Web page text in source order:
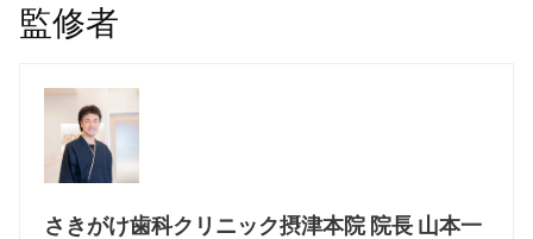
監修者
さきがけ歯科クリニック摂津本院 院長 山本一